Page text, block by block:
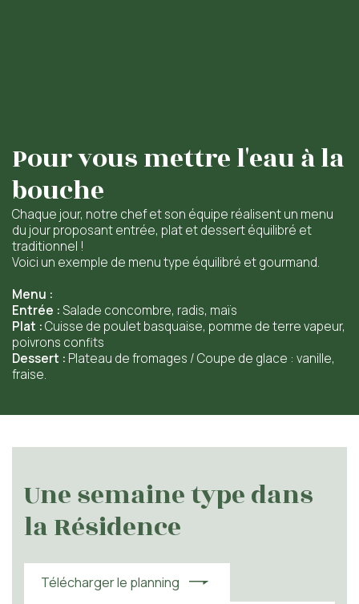
Démarche éco-responsable
Accueil Permanent
Les équipes soignantes
Activités thérapeutiques
Accompagnement spécialisé
Intervenants extérieurs et partenariats
Nos valeurs
Animations et sorties
Nous contacter
Horaires et accès
Démarches d'admission
Les aides financières
FAQ
Pour vous mettre l'eau à la
bouche
Chaque jour, notre chef et son équipe réalisent un menu
du jour proposant entrée, plat et dessert équilibré et
traditionnel !
Voici un exemple de menu type équilibré et gourmand.
Menu :
Entrée :Salade concombre, radis, maïs
Plat :Cuisse de poulet basquaise, pomme de terre vapeur,
poivrons confits
Dessert : Plateau de fromages / Coupe de glace : vanille,
fraise.
Une semaine type dans
la Résidence
Télécharger le planning